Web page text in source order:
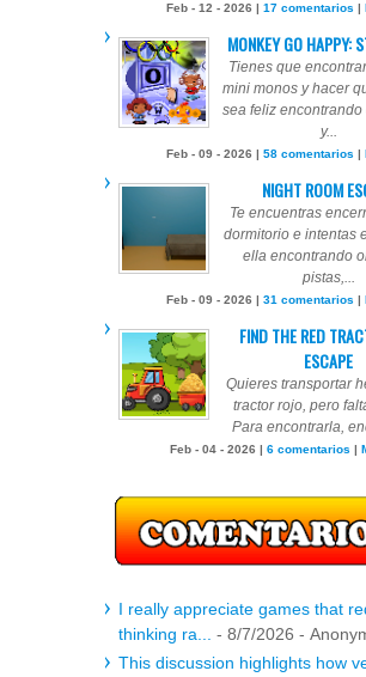
Feb - 12 - 2026 | 17 comentarios |
MONKEY GO HAPPY:
Tienes que
mini monos y hacer
sea feliz
y...
Feb - 09 - 2026 | 58 comentarios |
NIGHT ROOM
Te encuentras
dormitorio e intentas
ella encontrando
pistas,...
Feb - 09 - 2026 | 31 comentarios |
FIND THE RED
ESCAPE
Quieres transportar
tractor rojo, pero
Para encontrarla,
Feb - 04 - 2026 | 6 comentarios |
I really appreciate games that
thinking ra...
- 8/7/2026 -
This discussion highlights how